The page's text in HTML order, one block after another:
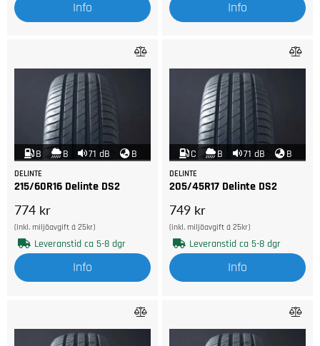
Info Info
B B 71 dB B
DELINTE
215/60R16 Delinte DS2
774 kr
(inkl. miljöavgift á 25kr)
Leveranstid ca 5-8 dgr
Info
C B 71 dB B
DELINTE
205/45R17 Delinte DS2
749 kr
(inkl. miljöavgift á 25kr)
Leveranstid ca 5-8 dgr
Info